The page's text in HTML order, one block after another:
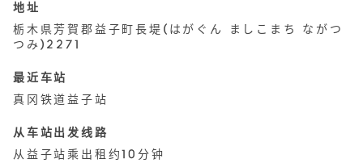
地址
栃木県芳賀郡益子町長堤(はがぐん ましこまち ながつ
つみ)2271
最近车站
真冈铁道益子站
从车站出发线路
从益子站乘出租约10分钟